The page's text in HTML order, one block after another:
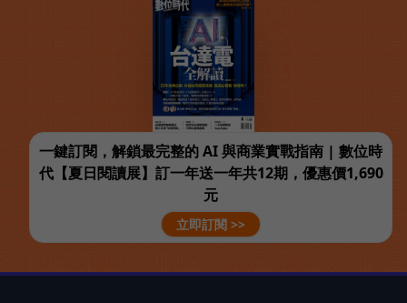
一鍵訂閱，解鎖最完整的 AI 與商業實戰指南 | 數位時
代【夏日閱讀展】訂一年送一年共12期，優惠價1,690
元
立即訂閱 >>